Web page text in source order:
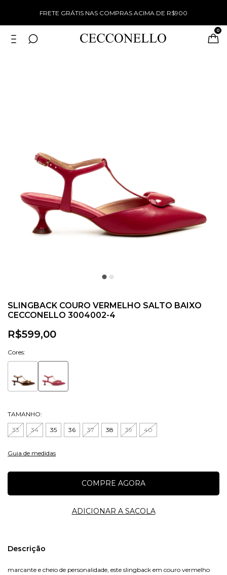
FRETE GRÁTIS NAS COMPRAS ACIMA DE R$900
0
SLINGBACK COURO VERMELHO SALTO BAIXO
CECCONELLO 3004002-4
R$599,00
Cores:
TAMANHO:
33 34 35 36 37 38 39 40
Guia de medidas
Descrição
marcante e cheio de personalidade, este slingback em couro vermelho